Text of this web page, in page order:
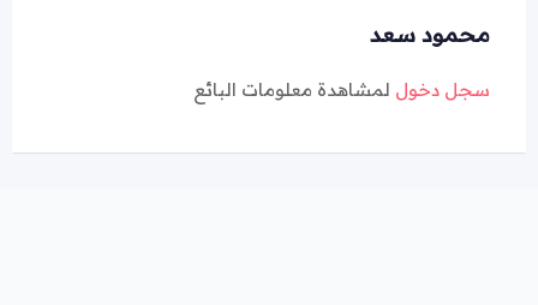
محمود سعد
سجل دخول لمشاهدة معلومات البائع